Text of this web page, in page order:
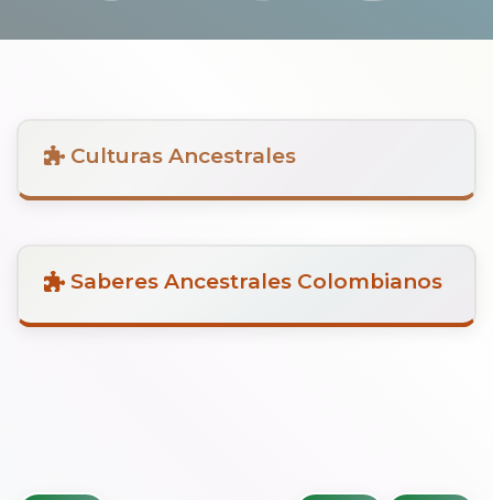
Culturas Ancestrales
Saberes Ancestrales Colombianos